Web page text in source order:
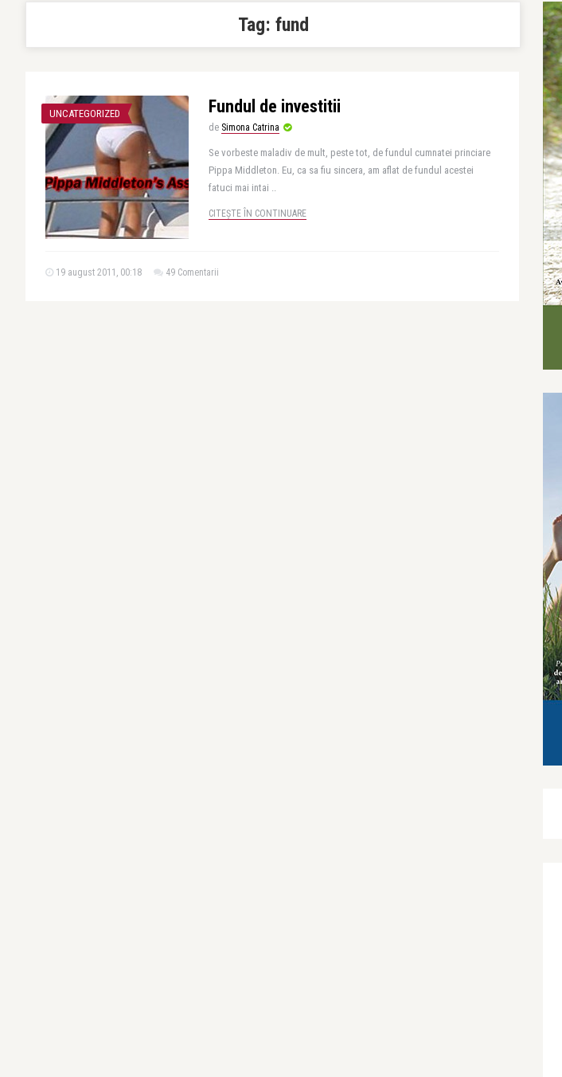
Tag: fund
UNCATEGORIZED Fundul de investitii
de Simona Catrina
Se vorbeste maladiv de mult, peste tot, de fundul cumnatei princiare
Pippa Middleton. Eu, ca sa fiu sincera, am aflat de fundul acestei
fatuci mai intai ..
CITEȘTE ÎN CONTINUARE
19 august 2011, 00:18 49 Comentarii